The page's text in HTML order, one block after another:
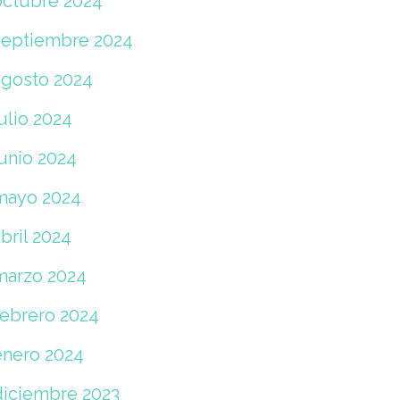
2024
2024
2024
2024
2024
2024
2024
2024
2024
2023